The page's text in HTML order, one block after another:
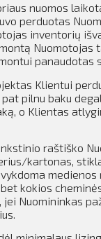
nuomos
perduotas
inventorių
Nuomotojas
Klientui
pilnu baku
o Klientas
raštiško
kartonas,
kokios
jei Nuomininkas